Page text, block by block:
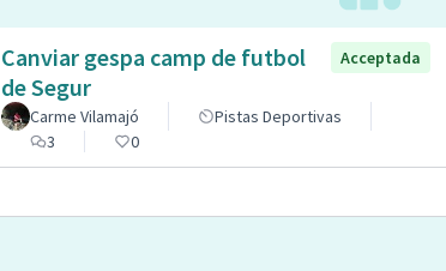
Canviar gespa camp de futbol
de Segur
Acceptada
Carme Vilamajó
Pistas Deportivas
3
0